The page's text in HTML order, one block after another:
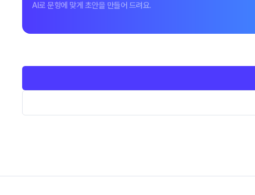
AI로 문항에 맞게 초안을 만들어 드려요.